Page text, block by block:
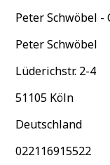
Peter Schwöbel -
Peter Schwöbel
Lüderichstr. 2-4
51105 Köln
Deutschland
022116915522